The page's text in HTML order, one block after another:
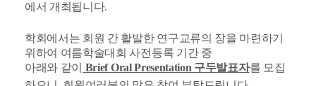
에서 개최됩니다.
학회에서는 회원 간 활발한 연구교류의 장을 마련하기
위하여 여름학술대회 사전등록 기간 중
아래와 같이
Brief Oral Presentation 구두발표자를 모집